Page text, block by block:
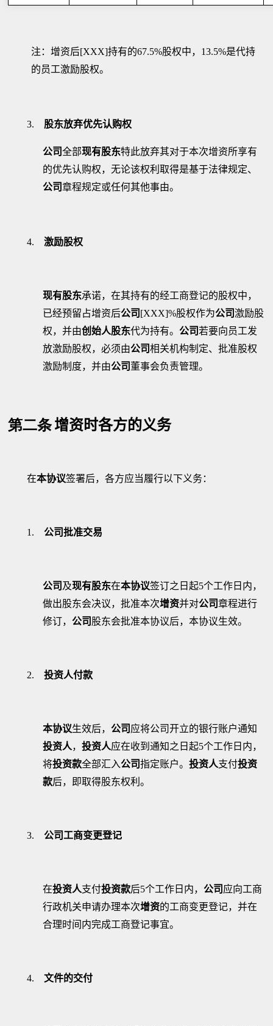
注：增资后[XXX]持有的67.5%股权中， 13.5%是代持
的员工激励股权。
3. 股东放弃优先认购权
公司全部现有股东特此放弃其对于本次增资所享有
的优先认购权，无论该权利取得是基于法律规定、
公司章程规定或任何其他事由。
4. 激励股权
现有股东承诺，在其持有的经工商登记的股权中，
已经预留占增资后公司 [XXX]%股权作为公司激励股
权，并由创始人股东代为持有。公司若要向员工发
放激励股权，必须由公司相关机构制定、批准股权
激励制度，并由公司 董事会负责管理。
第二条增资时各方的义务
在本协议签署后，各方应当履行以下义务：
1. 公司批准交易
公司 及现有股东在本协议签订之日起5个工作日内，
做出股东会决议，批准本次增资并对公司章程进行
修订，公司 股东会批准本协议后，本协议生效。
2. 投资人付款
本协议生效后，公司 应将公司开立的银行账户通知
投资人，投资人应在收到通知之日起5个工作日内，
将投资款全部汇入公司指定账户。投资人支付投资
款后，即取得股东权利。
3. 公司工商变更登记
在投资人支付投资款后5个工作日内，公司 应向工商
行政机关申请办理本次增资的工商变更登记，并在
合理时间内完成工商登记事宜。
4. 文件的交付